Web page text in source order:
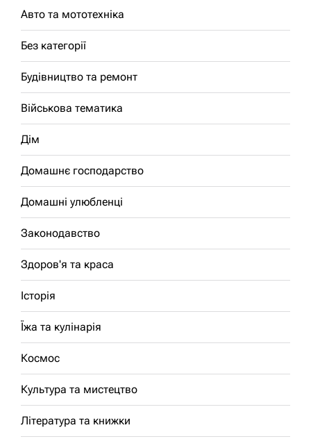
Авто та мототехніка
Без категорії
Будівництво та ремонт
Військова тематика
Дім
Домашнє господарство
Домашні улюбленці
Законодавство
Здоров'я та краса
Історія
Їжа та кулінарія
Космос
Культура та мистецтво
Література та книжки